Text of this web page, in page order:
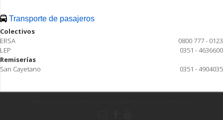
Transporte de pasajeros
Colectivos
ERSA
0800 777 - 0123
LEP
0351 - 4636600
Remiserías
San Cayetano
0351 - 4904035